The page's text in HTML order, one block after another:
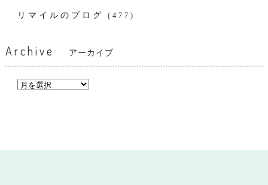
リマイルのブログ (477)
Archive アーカイブ